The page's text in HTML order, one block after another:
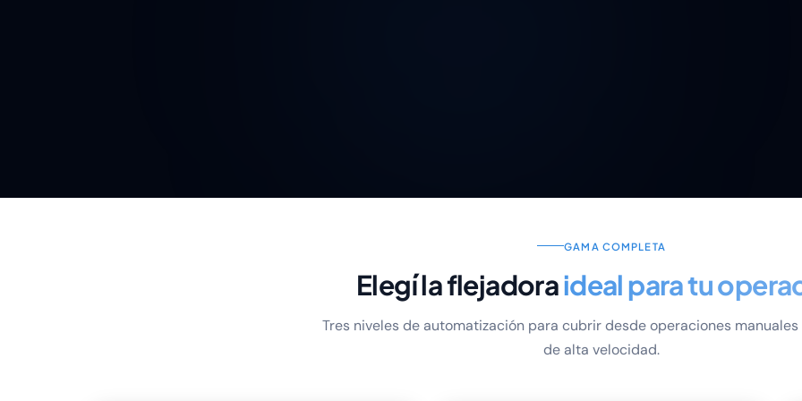
GAMA COMPLETA
Elegí la flejadoraideal para tu
Tres niveles de automatización para cubrir desde operaciones manuales
de alta velocidad.